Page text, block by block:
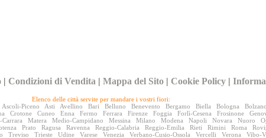
| Condizioni di Vendita |Mappa del Sito | Cookie Policy |
Elenco delle città servite per mandare i vostri fiori:
Ascoli-Piceno Asti Avellino Bari Belluno Benevento Bergamo Biella Bologna Bolzano
Crotone Cuneo Enna Fermo Ferrara Firenze Foggia Forlì-Cesena Frosinone
Carrara Matera Medio-Campidano Messina Milano Modena Napoli Novara Nuoro
Prato Ragusa Ravenna Reggio-Calabria Reggio-Emilia Rieti Rimini Roma
Treviso Trieste Udine Varese Venezia Verbano-Cusio-Ossola Vercelli Verona Vibo-